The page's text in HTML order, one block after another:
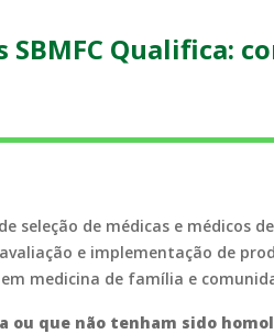
SBMFC Qualifica:
seleção de médicas e médicos
e implementação de
medicina de família e
ou que não tenham sido